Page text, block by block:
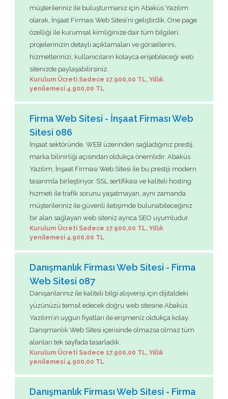
müşterileriniz ile buluşturmanız için Abaküs Yazılım
olarak, İnşaat Firması Web Sitesi’ni geliştirdik. One page
özelliği ile kurumsal kimliğinize dair tüm bilgileri,
projelerinizin detaylı açıklamaları ve görsellerini,
hizmetlerinizi, kullanıcıların kolayca erişebileceği web
sitenizde paylaşabilirsiniz.
Kurulum Ücreti Sadece 17.900,00 TL, Yıllık
yenilemesi 4.900,00 TL
Firma Web Sitesi - İnşaat Firması Web
Sitesi 086
İnşaat sektöründe, WEB üzerinden sağladığınız prestij,
marka bilinirliği açısından oldukça önemlidir. Abaküs
Yazılım, İnşaat Firması Web Sitesi ile bu prestiji modern
tasarımla birleştiriyor. SSL sertifikası ve kaliteli hosting
hizmeti ile trafik sorunu yaşatmayan, aynı zamanda
müşterileriniz ile güvenli iletişimde bulunabileceğiniz
bir alan sağlayan web siteniz ayrıca SEO uyumludur.
Kurulum Ücreti Sadece 17.900,00 TL, Yıllık
yenilemesi 4.900,00 TL
Danışmanlık Firması Web Sitesi - Firma
Web Sitesi 087
Danışanlarınız ile kaliteli bilgi alışverişi için dijitaldeki
yüzünüzü temsil edecek doğru web sitesine Abaküs
Yazılım’ın uygun fiyatları ile erişmeniz oldukça kolay.
Danışmanlık Web Sitesi içerisinde olmazsa olmaz tüm
alanları tek sayfada tasarladık.
Kurulum Ücreti Sadece 17.900,00 TL, Yıllık
yenilemesi 4.900,00 TL
Danışmanlık Firması Web Sitesi - Firma